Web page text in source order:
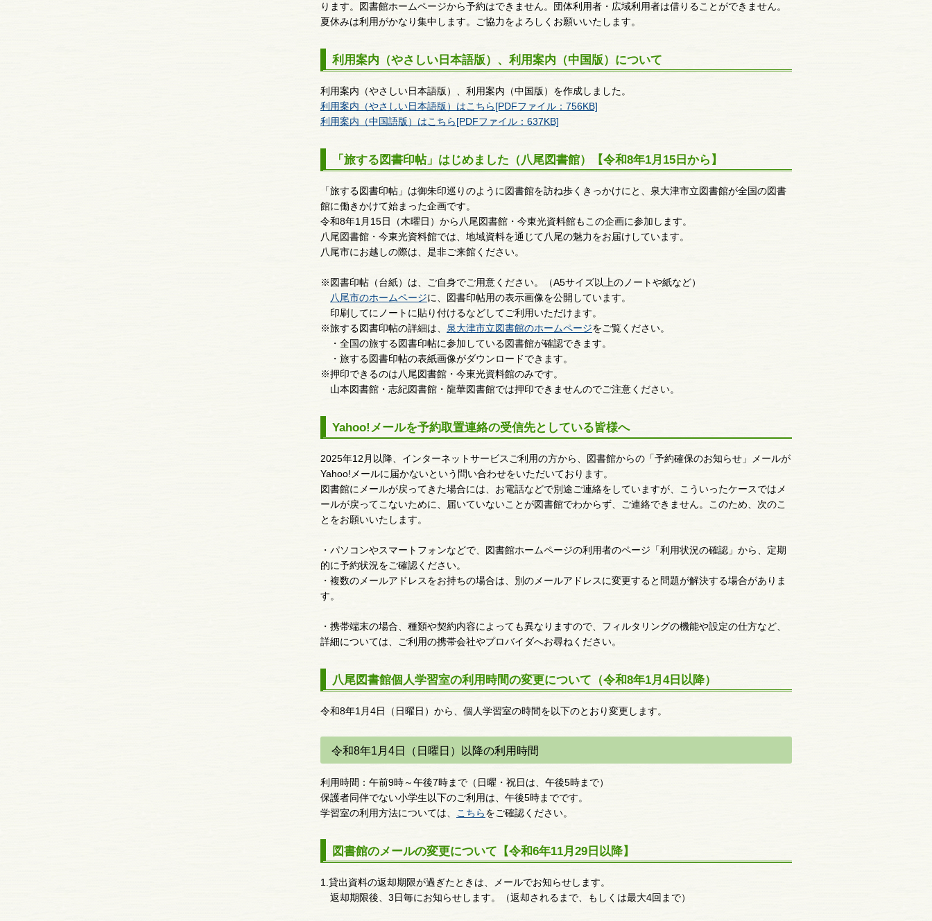
ります。図書館ホームページから予約はできません。団体利用者・広域利用者は借りることができません。
夏休みは利用がかなり集中します。ご協力をよろしくお願いいたします。
利用案内（やさしい日本語版）、利用案内（中国版）について
利用案内（やさしい日本語版）、利用案内（中国版）を作成しました。
利用案内（やさしい日本語版）はこちら[PDFファイル：756KB]
利用案内（中国語版）はこちら[PDFファイル：637KB]
「旅する図書印帖」はじめました（八尾図書館）【令和8年1月15日から】
「旅する図書印帖」は御朱印巡りのように図書館を訪ね歩くきっかけにと、泉大津市立図書館が全国の図書
館に働きかけて始まった企画です。
令和8年1月15日（木曜日）から八尾図書館・今東光資料館もこの企画に参加します。
八尾図書館・今東光資料館では、地域資料を通じて八尾の魅力をお届けしています。
八尾市にお越しの際は、是非ご来館ください。
※図書印帖（台紙）は、ご自身でご用意ください。（A5サイズ以上のノートや紙など）
八尾市のホームページに、図書印帖用の表示画像を公開しています。
印刷してにノートに貼り付けるなどしてご利用いただけます。
※旅する図書印帖の詳細は、 泉大津市立図書館のホームページをご覧ください。
・全国の旅する図書印帖に参加している図書館が確認できます。
・旅する図書印帖の表紙画像がダウンロードできます。
※押印できるのは八尾図書館・今東光資料館のみです。
山本図書館・志紀図書館・龍華図書館では押印できませんのでご注意ください。
Yahoo!メールを予約取置連絡の受信先としている皆様へ
2025年12月以降、インターネットサービスご利用の方から、図書館からの「予約確保のお知らせ」メールが
Yahoo!メールに届かないという問い合わせをいただいております。
図書館にメールが戻ってきた場合には、お電話などで別途ご連絡をしていますが、こういったケースではメ
ールが戻ってこないために、届いていないことが図書館でわからず、ご連絡できません。このため、次のこ
とをお願いいたします。
・パソコンやスマートフォンなどで、図書館ホームページの利用者のページ「利用状況の確認」から、定期
的に予約状況をご確認ください。
・複数のメールアドレスをお持ちの場合は、別のメールアドレスに変更すると問題が解決する場合がありま
す。
・携帯端末の場合、種類や契約内容によっても異なりますので、フィルタリングの機能や設定の仕方など、
詳細については、ご利用の携帯会社やプロバイダへお尋ねください。
八尾図書館個人学習室の利用時間の変更について（令和8年1月4日以降）
令和8年1月4日（日曜日）から、個人学習室の時間を以下のとおり変更します。
令和8年1月4日（日曜日）以降の利用時間
利用時間：午前9時～午後7時まで（日曜・祝日は、午後5時まで）
保護者同伴でない小学生以下のご利用は、午後5時までです。
学習室の利用方法については、
こちらをご確認ください。
図書館のメールの変更について【令和6年11月29日以降】
1.貸出資料の返却期限が過ぎたときは、メールでお知らせします。
返却期限後、3日毎にお知らせします。（返却されるまで、もしくは最大4回まで）